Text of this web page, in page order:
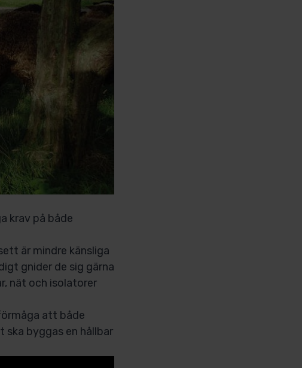
krav på både
är mindre känsliga
gnider de sig gärna
nät och isolatorer
att både
ska byggas en hållbar